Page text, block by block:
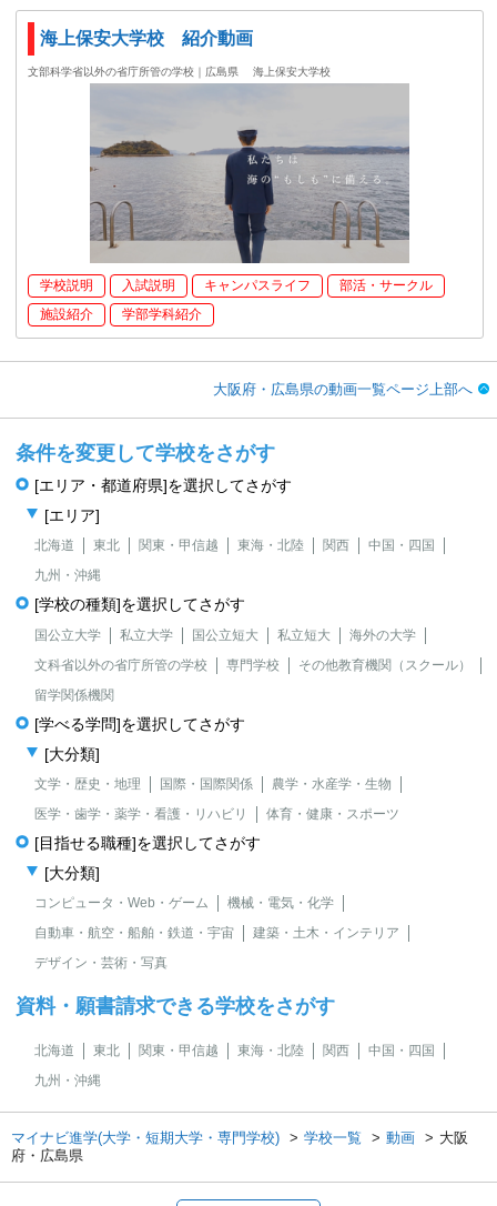
海上保安大学校 紹介動画
文部科学省以外の省庁所管の学校｜広島県 海上保安大学校
学校説明 入試説明 キャンパスライフ
部活・サークル
施設紹介
学部学科紹介
大阪府・広島県の動画一覧ページ上部へ
条件を変更して学校をさがす
[エリア・都道府県]を選択してさがす
[エリア]
北海道 東北 関東・甲信越 東海・北陸 関西
中国・四国
九州・沖縄
[学校の種類]を選択してさがす
国公立大学 私立大学 国公立短大 私立短大
海外の大学
文科省以外の省庁所管の学校
専門学校
その他教育機関（スクール）
留学関係機関
[学べる学問]を選択してさがす
[大分類]
文学・歴史・地理 国際・国際関係
農学・水産学・生物
医学・歯学・薬学・看護・リハビリ
体育・健康・スポーツ
[目指せる職種]を選択してさがす
[大分類]
コンピュータ・Web・ゲーム
機械・電気・化学
自動車・航空・船舶・鉄道・宇宙
建築・土木・インテリア
デザイン・芸術・写真
資料・願書請求できる学校をさがす
北海道 東北 関東・甲信越 東海・北陸 関西
中国・四国
九州・沖縄
マイナビ進学(大学・短期大学・専門学校) 学校一覧 動画
大阪
府・広島県